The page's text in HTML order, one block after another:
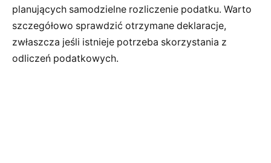
planujących samodzielne rozliczenie podatku. Warto
szczegółowo sprawdzić otrzymane deklaracje,
zwłaszcza jeśli istnieje potrzeba skorzystania z
odliczeń podatkowych.